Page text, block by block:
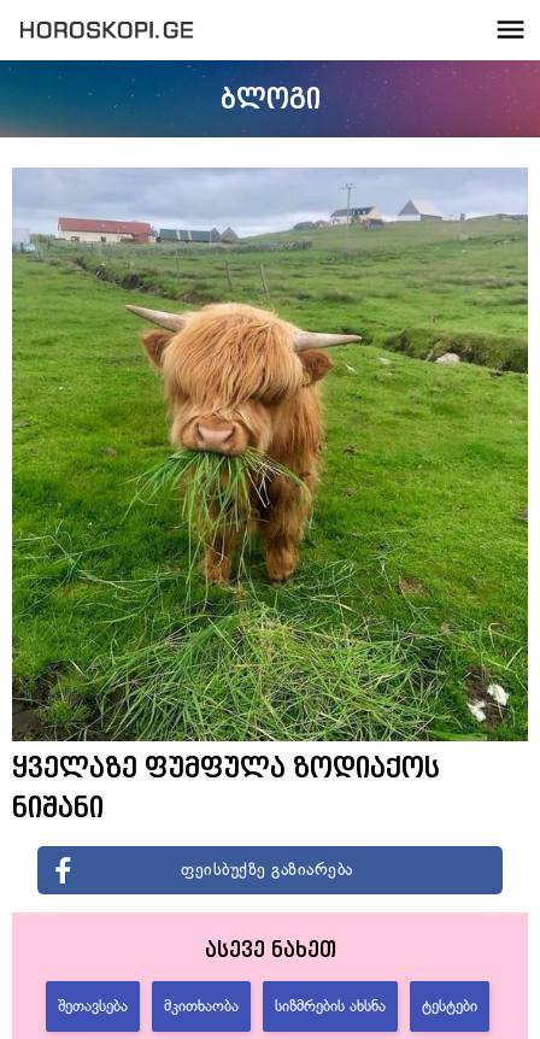
ბლოგი
ყველაზე ფუმფულა ზოდიაქოს
ნიშანი
ფეისბუქზე გაზიარება
ასევე ნახეთ
ᲨᲔᲗᲐᲕᲡᲔᲑᲐ ᲛᲙᲘᲗᲮᲐᲝᲑᲐ ᲡᲘᲖᲛᲠᲔᲑᲘᲡ ᲐᲮᲡᲜᲐ ᲢᲔᲡᲢᲔᲑᲘ